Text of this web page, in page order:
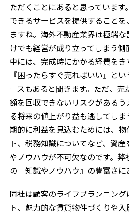
ただくことにあると思っていま
できるサービスを提供すること
ますね。海外不動産業界は極端
けでも経営が成り立ってしまう
中には、完成時にかかる経費をき
『困ったらすぐ売ればいい』と
ースもあると聞きます。ただ、売
額を回収できないリスクがある
る将来の値上がり益も逃してし
期的に利益を見込むためには、
ト、税務知識についてなど、資
やノウハウが不可欠なのです。弊
の『知識やノウハウ』の豊富さに
同社は顧客のライフプランニン
ト、魅力的な賃貸物件づくりや入